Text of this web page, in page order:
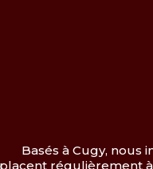
Basés à Cugy,
régulièrement à